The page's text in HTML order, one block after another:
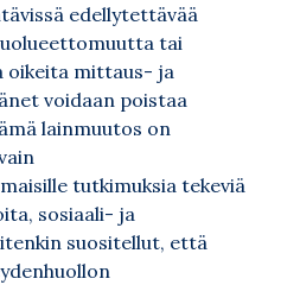
edellytettävää
tai
oikeita mittaus- ja
voidaan poistaa
lainmuutos on
tutkimuksia tekeviä
sosiaali- ja
suositellut, että